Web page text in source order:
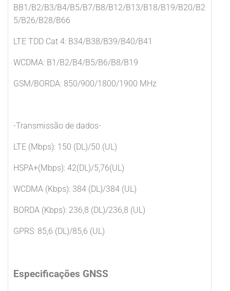
BB1/B2/B3/B4/B5/B7/B8/B12/B13/B18/B19/B20/B2
5/B26/B28/B66
LTE TDD Cat 4: B34/B38/B39/B40/B41
WCDMA: B1/B2/B4/B5/B6/B8/B19
GSM/BORDA: 850/900/1800/1900 MHz
-Transmissão de dados-
LTE (Mbps): 150 (DL)/50 (UL)
HSPA+(Mbps): 42(DL)/5,76(UL)
WCDMA (Kbps): 384 (DL)/384 (UL)
BORDA (Kbps): 236,8 (DL)/236,8 (UL)
GPRS: 85,6 (DL)/85,6 (UL)
Especificações GNSS